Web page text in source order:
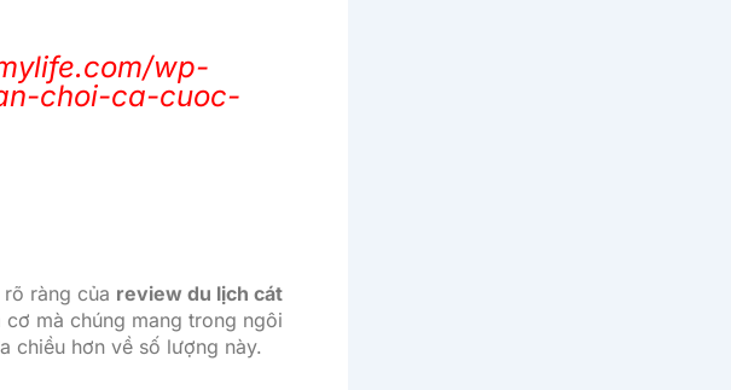
wp-
choi-ca-cuoc-
ràng của review du lịch cát
mà chúng mang trong ngôi
chiều hơn về số lượng này.